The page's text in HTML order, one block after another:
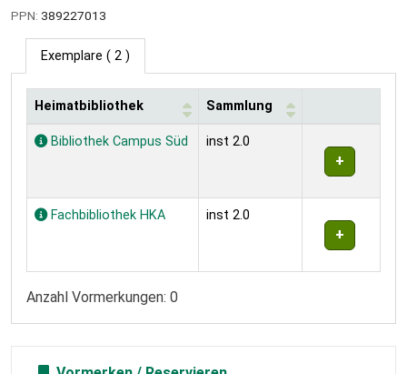
PPN: 389227013
Exemplare ( 2 )
Exemplare
Heimatbibliothek Sammlung
Bibliothek Campus Süd inst 2.0
Fachbibliothek HKA inst 2.0
Anzahl Vormerkungen: 0